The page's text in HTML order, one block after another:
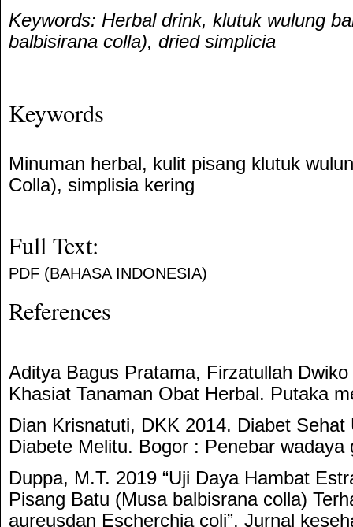
Keywords: Herbal drink, klutuk wulung
balbisirana colla), dried simplicia
Keywords
Minuman herbal, kulit pisang klutuk
Colla), simplisia kering
Full Text:
PDF (BAHASA INDONESIA)
References
Aditya Bagus Pratama, Firzatullah
Khasiat Tanaman Obat Herbal. Putaka
Dian Krisnatuti, DKK 2014. Diabet Sehat
Diabete Melitu. Bogor : Penebar wadaya
Duppa, M.T. 2019 “Uji Daya Hambat
Pisang Batu (Musa balbisrana colla)
aureusdan Escherchia coli”. Jurnal